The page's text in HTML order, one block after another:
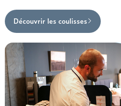
Découvrir les coulisses